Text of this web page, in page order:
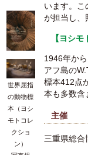
世界屈指
の動物標
本（ヨシ
モトコレ
クショ
ン）
います。こ
が担当し、
【ヨシモ
1946年か
アフ島の
標本412点
本も多数含
主催
三重県総合